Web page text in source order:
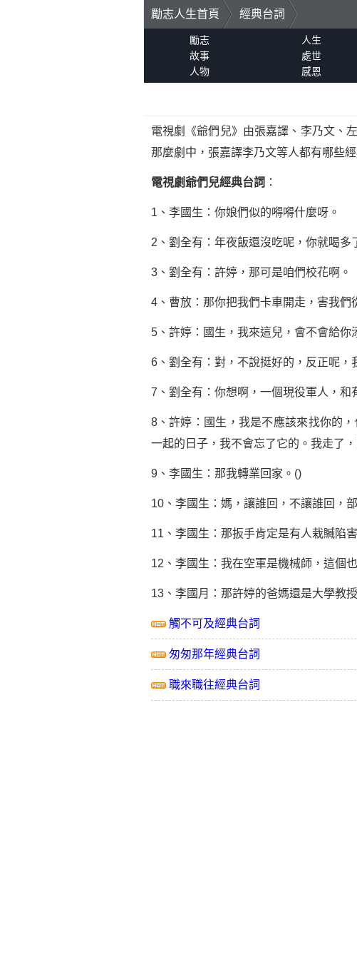
勵志人生首頁
經典台詞
勵志 人生
故事
處世
人物
感恩
電視劇《爺們兒》由張嘉譯、李乃文、
那麼劇中，張嘉譯李乃文等人都有哪些
電視劇爺們兒經典台詞 ：
1、李國生：你娘們似的嘚嘚什麼呀。
2、劉全有：年夜飯還沒吃呢，你就喝多
3、劉全有：許婷，那可是咱們校花啊。
4、曹放：那你把我們卡車開走，害我
5、許婷：國生，我來這兒，會不會給你
6、劉全有：對，不說挺好的，反正呢，
7、劉全有：你想啊，一個現役軍人，和
8、許婷：國生，我是不應該來找你的
一起的日子，我不會忘了它的。我走了
9、李國生：那我轉業回家。()
10、李國生：媽，讓誰回，不讓誰回，
11、李國生：那扳手肯定是有人栽贓陷
12、李國生：我在空軍是機械師，這個
13、李國月：那許婷的爸媽還是大學教授
觸不可及經典台詞
匆匆那年經典台詞
職來職往經典台詞